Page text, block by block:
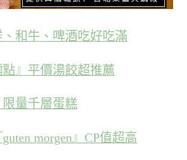
、和牛、啤酒吃好吃滿
』平價湯餃超推薦
量千層蛋糕
morgen』CP值超高